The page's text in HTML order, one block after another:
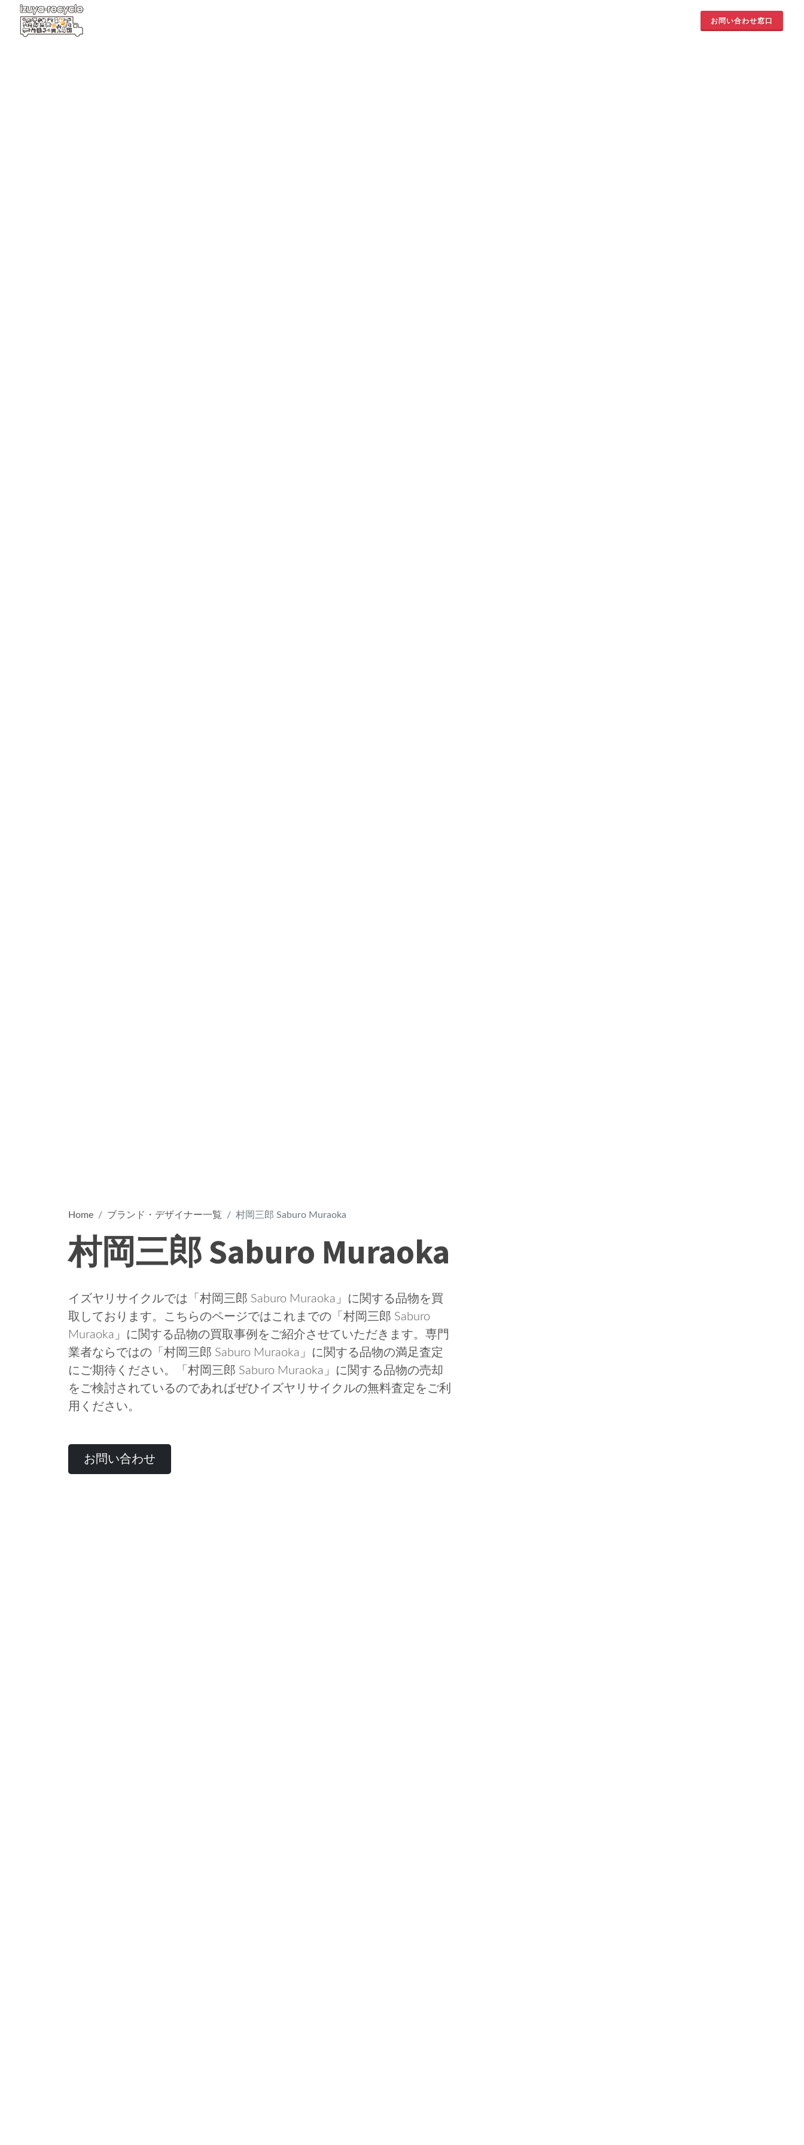
お問い合わせ窓口
Home ブランド・デザイナー一覧 村岡三郎 Saburo Muraoka
村岡三郎 Saburo Muraoka
イズヤリサイクルでは「村岡三郎 Saburo Muraoka」に関する品物を買
取しております。こちらのページではこれまでの「村岡三郎 Saburo
Muraoka」に関する品物の買取事例をご紹介させていただきます。専門
業者ならではの「村岡三郎 Saburo Muraoka」に関する品物の満足査定
にご期待ください。「村岡三郎 Saburo Muraoka」に関する品物の売却
をご検討されているのであればぜひイズヤリサイクルの無料査定をご利
用ください。
お問い合わせ